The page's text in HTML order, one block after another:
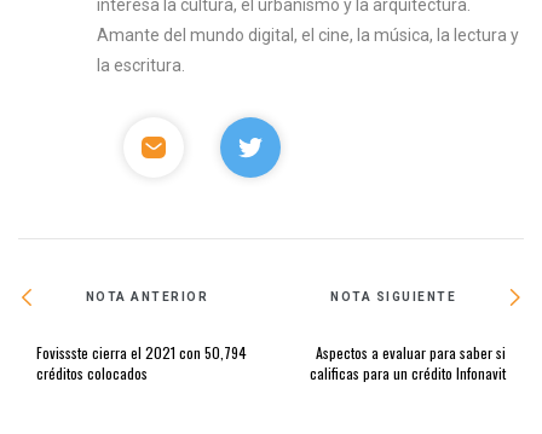
interesa la cultura, el urbanismo y la arquitectura.
Amante del mundo digital, el cine, la música, la lectura y
la escritura.
NOTA ANTERIOR
Fovissste cierra el 2021 con 50,794
créditos colocados
NOTA SIGUIENTE
Aspectos a evaluar para saber si
calificas para un crédito Infonavit